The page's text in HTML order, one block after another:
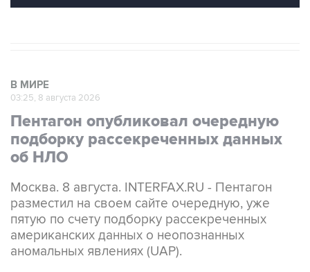
В МИРЕ
03:25, 8 августа 2026
Пентагон опубликовал очередную
подборку рассекреченных данных
об НЛО
Москва. 8 августа. INTERFAX.RU - Пентагон
разместил на своем сайте очередную, уже
пятую по счету подборку рассекреченных
американских данных о неопознанных
аномальных явлениях (UAP).